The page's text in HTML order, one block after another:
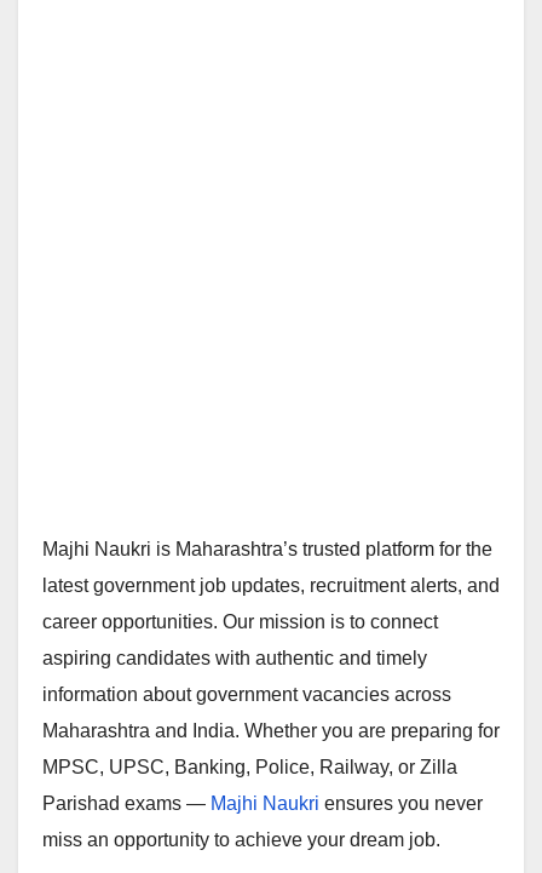
Majhi Naukri is Maharashtra’s trusted platform for the
latest government job updates, recruitment alerts, and
career opportunities. Our mission is to connect
aspiring candidates with authentic and timely
information about government vacancies across
Maharashtra and India. Whether you are preparing for
MPSC, UPSC, Banking, Police, Railway, or Zilla
Parishad exams — Majhi Naukri ensures you never
miss an opportunity to achieve your dream job.